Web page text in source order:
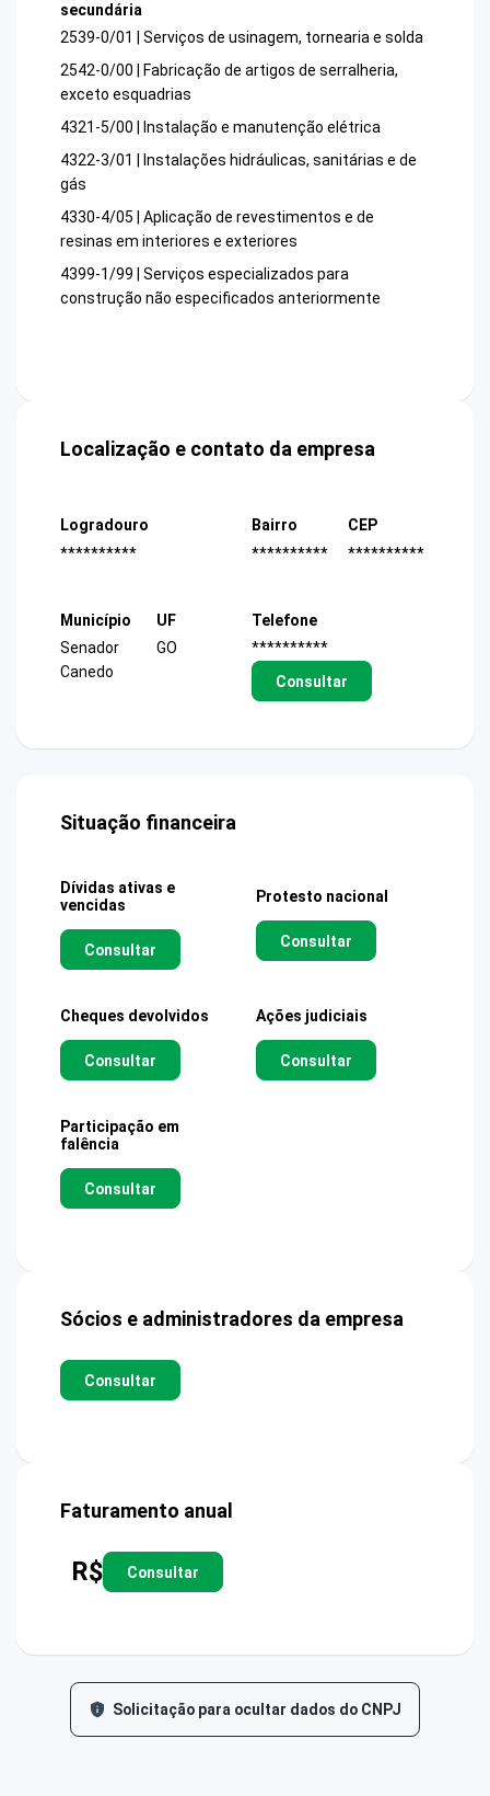
secundária
2539-0/01 | Serviços de usinagem, tornearia e solda
2542-0/00 | Fabricação de artigos de serralheria,
exceto esquadrias
4321-5/00 | Instalação e manutenção elétrica
4322-3/01 | Instalações hidráulicas, sanitárias e de
gás
4330-4/05 | Aplicação de revestimentos e de
resinas em interiores e exteriores
4399-1/99 | Serviços especializados para
construção não especificados anteriormente
Localização e contato da empresa
Logradouro
**********
Bairro
**********
CEP
**********
Município
Senador
Canedo
UF
GO
Telefone
**********
Consultar
Situação financeira
Dívidas ativas e
vencidas
Consultar
Protesto nacional
Consultar
Cheques devolvidos
Consultar
Ações judiciais
Consultar
Participação em
falência
Consultar
Sócios e administradores da empresa
Consultar
Faturamento anual
R$ Consultar
Solicitação para ocultar dados do CNPJ